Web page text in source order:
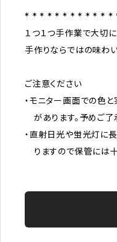
* * * * * * * * * * * *
１つ１つ手作業で大切
手作りならではの味わ
ご注意ください
・モニター画面での色
があります。予めご了
・直射日光や蛍光灯に
りますので保管には十